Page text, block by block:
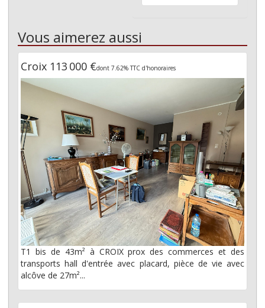
Vous aimerez aussi
Croix 113 000 €dont 7.62% TTC d'honoraires
T1 bis de 43m² à CROIX prox des commerces et des
transports hall d'entrée avec placard, pièce de vie avec
alcôve de 27m²...